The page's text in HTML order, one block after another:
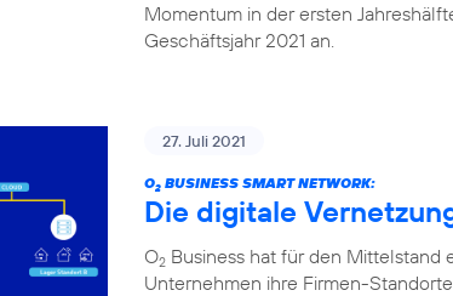
Momentum in der ersten
Geschäftsjahr 2021 an.
27. Juli 2021
O2 BUSINESS SMART NETWORK:
Die digitale
O2 Business hat für den
Unternehmen ihre Firmen-